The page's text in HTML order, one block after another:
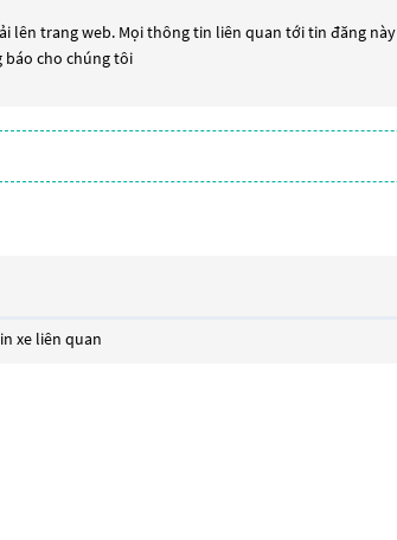
lên trang web. Mọi thông tin liên quan tới tin đăng
báo cho chúng tôi
xe liên quan